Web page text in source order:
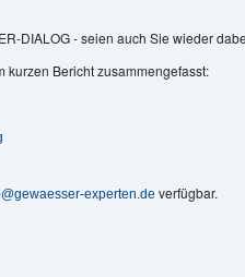
DIALOG - seien auch Sie wieder
kurzen Bericht zusammengefasst:
experten.de verfügbar.